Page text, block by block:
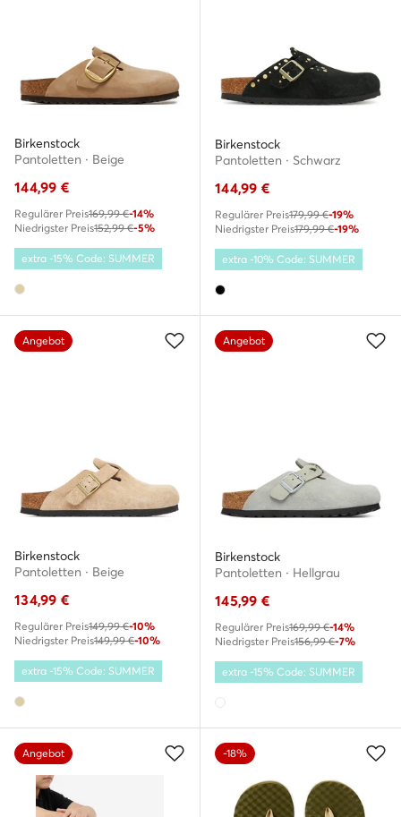
Birkenstock
Pantoletten · Beige
144,99 €
Regulärer Preis169,99 €-14%
Niedrigster Preis152,99 €-5%
extra -15% Code: SUMMER
Birkenstock
Pantoletten · Schwarz
144,99 €
Regulärer Preis179,99 €-19%
Niedrigster Preis179,99 €-19%
extra -10% Code: SUMMER
Angebot
Birkenstock
Pantoletten · Beige
134,99 €
Regulärer Preis149,99 €-10%
Niedrigster Preis149,99 €-10%
extra -15% Code: SUMMER
Angebot
Birkenstock
Pantoletten · Hellgrau
145,99 €
Regulärer Preis169,99 €-14%
Niedrigster Preis156,99 €-7%
extra -15% Code: SUMMER
Angebot -18%